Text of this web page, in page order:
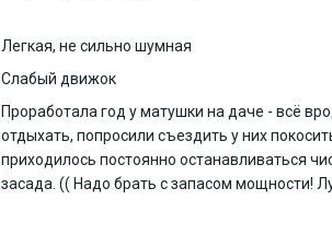
Легкая, не сильно шумная
Слабый движок
Проработала год у матушки на даче - всё
отдыхать, попросили съездить у них
приходилось постоянно останавливаться
засада. (( Надо брать с запасом мощности!